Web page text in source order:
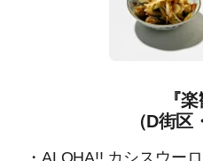
『楽
（D街区
・ALOHA!! カシスウー